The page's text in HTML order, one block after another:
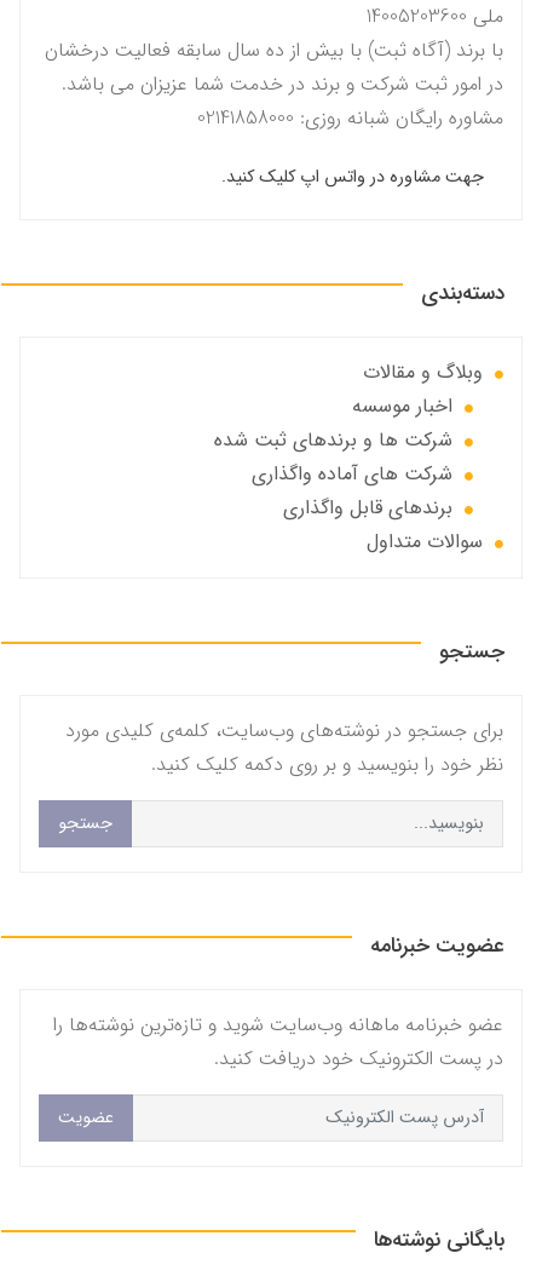
ملی 14005203600
با برند (آگاه ثبت) با بیش از ده سال سابقه فعالیت درخشان
در امور ثبت شرکت و برند در خدمت شما عزیزان می باشد.
مشاوره رایگان شبانه روزی: 02141858000
جهت مشاوره در واتس اپ کلیک کنید.
دسته‌بندی
وبلاگ و مقالات
اخبار موسسه
شرکت ها و برندهای ثبت شده
شرکت های آماده واگذاری
برندهای قابل واگذاری
سوالات متداول
جستجو
برای جستجو در نوشته‌های وب‌سایت، کلمه‌ی کلیدی مورد
نظر خود را بنویسید و بر روی دکمه کلیک کنید.
جستجو
عضویت خبرنامه
عضو خبرنامه ماهانه وب‌سایت شوید و تازه‌ترین نوشته‌ها را
در پست الکترونیک خود دریافت کنید.
عضویت
بایگانی نوشته‌ها